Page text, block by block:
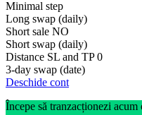
Minimal step
Long swap (daily)
Short sale NO
Short swap (daily)
Distance SL and TP 0
3-day swap (date)
Deschide cont
Începe să tranzacționezi